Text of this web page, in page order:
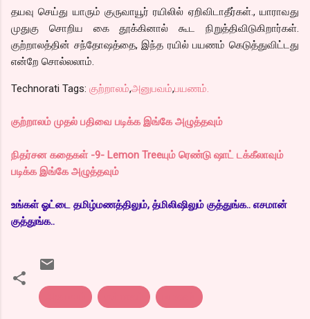
தயவு செய்து யாரும் குருவாயூர் ரயிலில் ஏறிவிடாதீர்கள்., யாராவது
முதுகு சொறிய கை தூக்கினால் கூட நிறுத்திவிடுகிறார்கள்.
குற்றாலத்தின் சந்தோஷத்தை, இந்த ரயில் பயணம் கெடுத்துவிட்டது
என்றே சொல்லலாம்.
Technorati Tags: குற்றாலம்,அனுபவம்,பயணம்.
குற்றாலம் முதல் பதிவை படிக்க இங்கே அழுத்தவும்
நிதர்சன கதைகள் -9- Lemon Treeயும் ரெண்டு ஷாட் டக்கீலாவும்
படிக்க இங்கே அழுத்தவும்
உங்கள் ஓட்டை தமிழ்மணத்திலும், த்மிலிஷிலும் குத்துங்க.. எசமான்
குத்துங்க..